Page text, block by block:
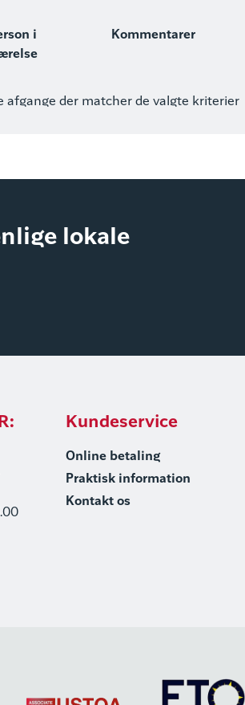
i
Kommentarer
afgange der matcher de valgte kriterier
lokale
Kundeservice
Online betaling
Praktisk information
Kontakt os